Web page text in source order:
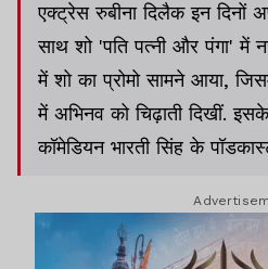
एक्ट्रेस रुबीना दिलैक इन दिनों
साथ शो 'पति पत्नी और पंगा' में
में शो का प्रोमो सामने आया,
में अभिनव को चिढ़ाती दिखीं.
कॉमेडियन भारती सिंह के